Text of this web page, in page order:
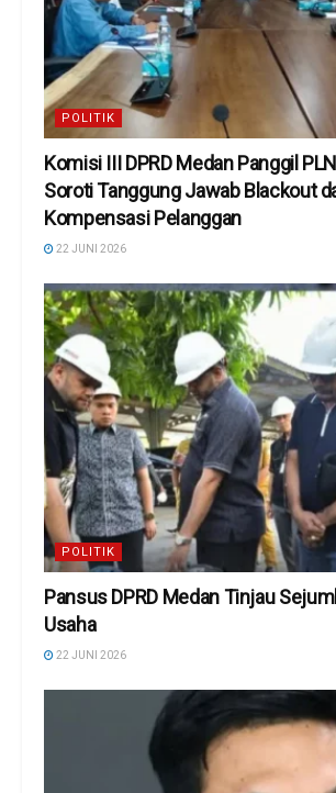
POLITIK
Komisi III DPRD Medan Panggil
Soroti Tanggung Jawab Blackout
Kompensasi Pelanggan
22 JUNI 2026
POLITIK
Pansus DPRD Medan Tinjau
Usaha
22 JUNI 2026